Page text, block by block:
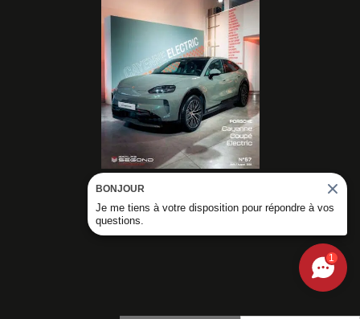
MAGAZINES
1
BONJOUR
Je me tiens à votre disposition pour répondre à vos
questions.